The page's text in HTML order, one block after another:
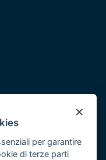
Puglia 2014/2020 -
×
per garantire
di terze parti